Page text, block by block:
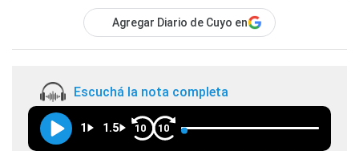
Agregar Diario de Cuyo en
Escuchá la nota completa
1 1.5 10 10